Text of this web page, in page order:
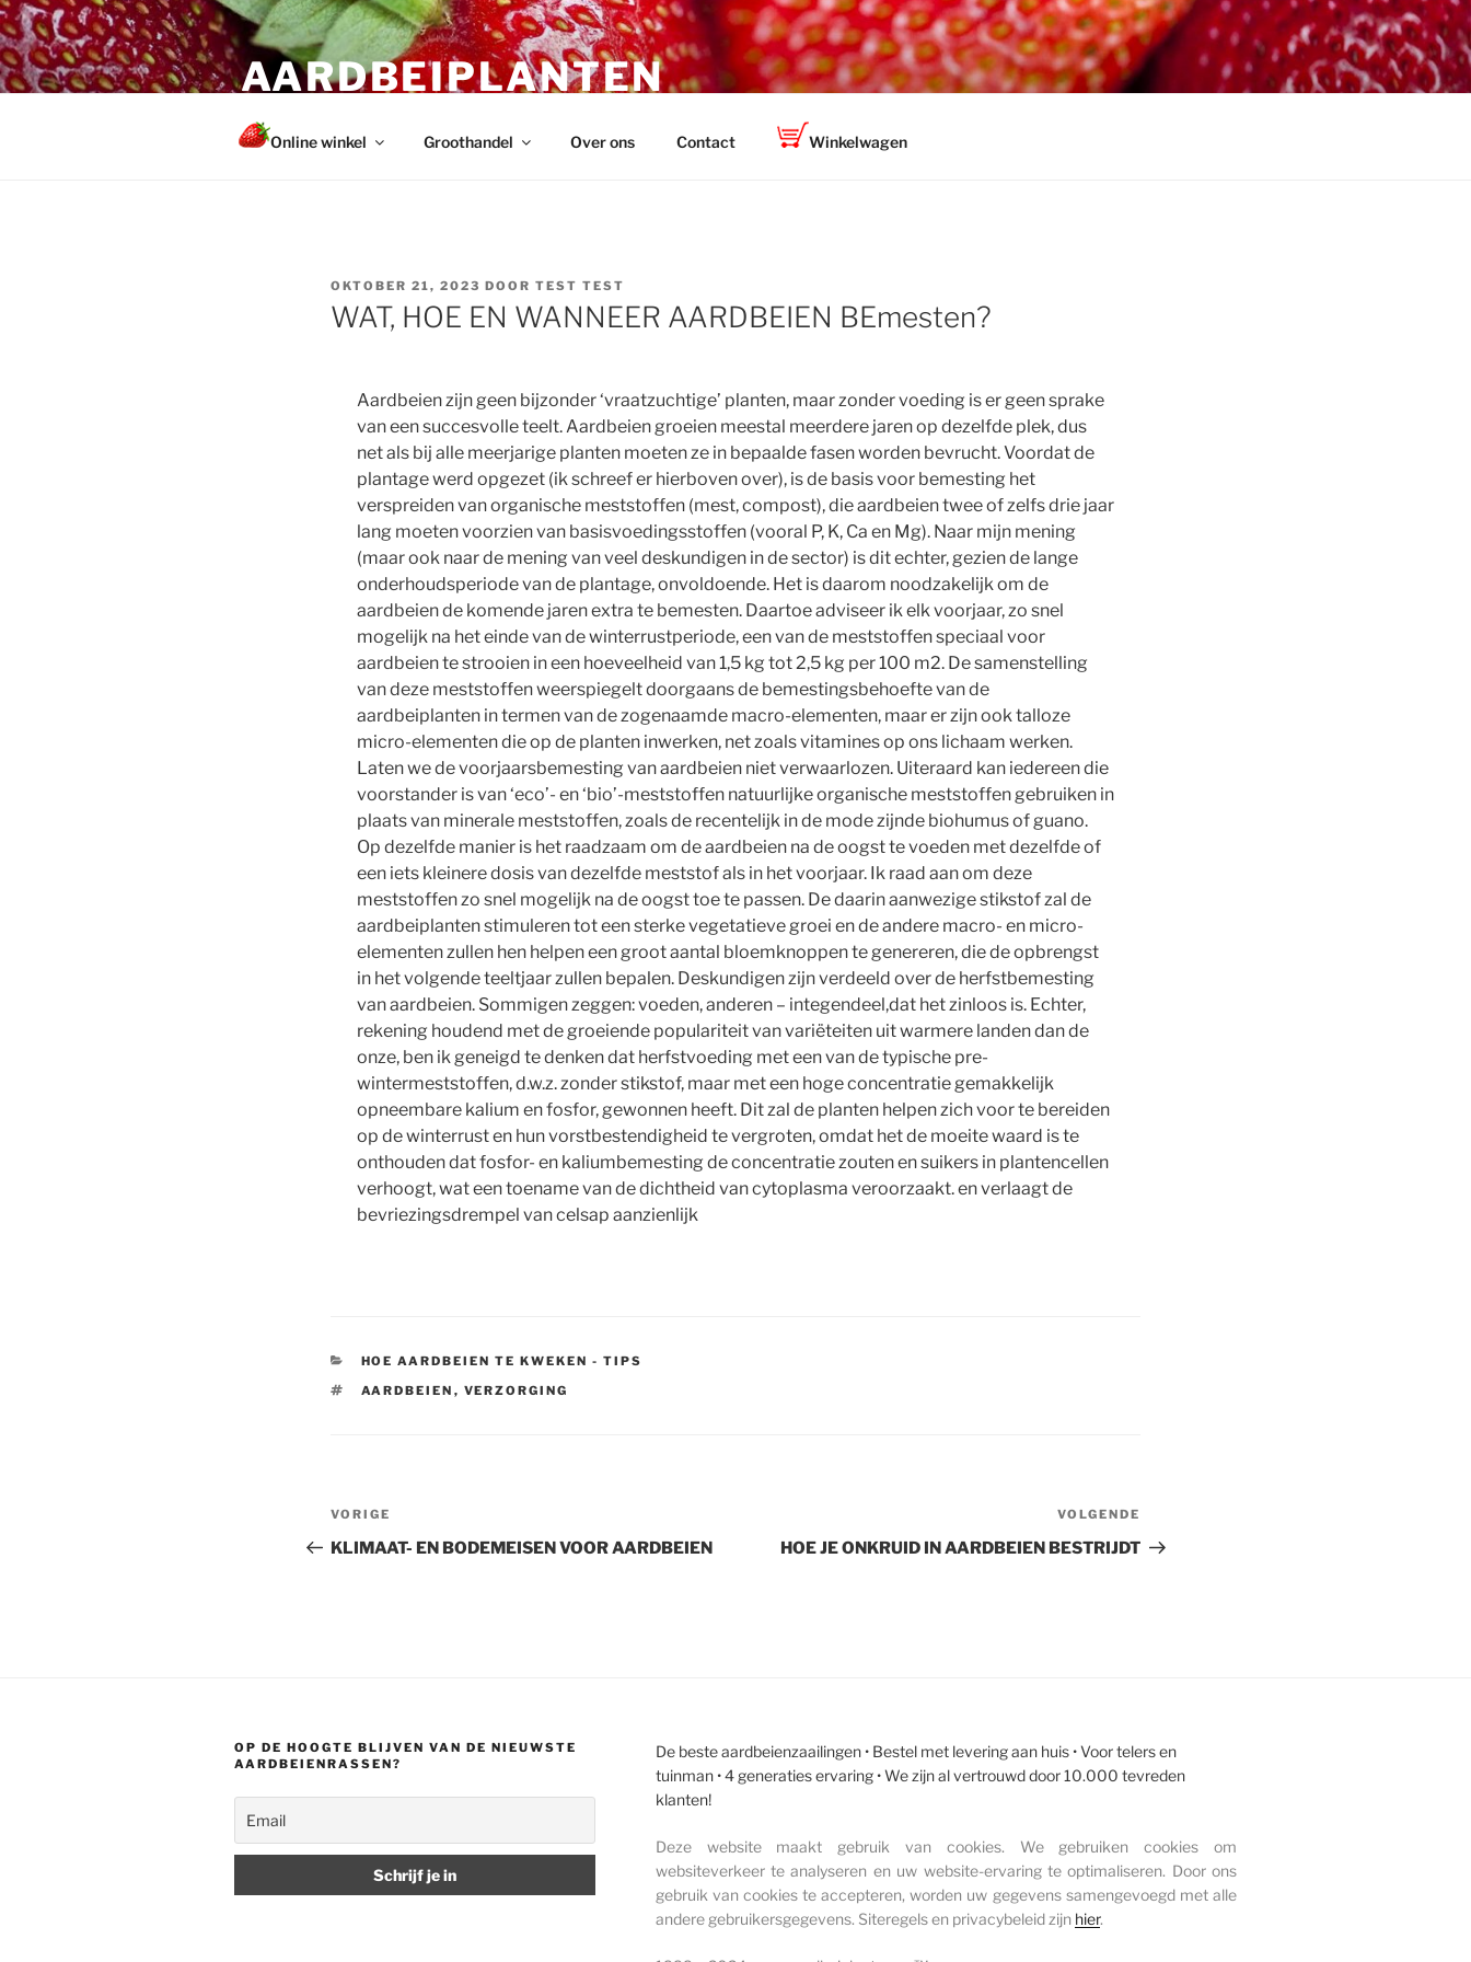
Ga
naar
de
inhoud
AARDBEIPLANTEN
Online winkel Groothandel Over ons Contact Winkelwagen
GEPLAATST
OP
OKTOBER 21, 2023 DOOR TEST TEST
WAT, HOE EN WANNEER AARDBEIEN BEmesten?
Aardbeien zijn geen bijzonder ‘vraatzuchtige’ planten, maar zonder voeding is er geen sprake
van een succesvolle teelt. Aardbeien groeien meestal meerdere jaren op dezelfde plek, dus
net als bij alle meerjarige planten moeten ze in bepaalde fasen worden bevrucht. Voordat de
plantage werd opgezet (ik schreef er hierboven over), is de basis voor bemesting het
verspreiden van organische meststoffen (mest, compost), die aardbeien twee of zelfs drie jaar
lang moeten voorzien van basisvoedingsstoffen (vooral P, K, Ca en Mg). Naar mijn mening
(maar ook naar de mening van veel deskundigen in de sector) is dit echter, gezien de lange
onderhoudsperiode van de plantage, onvoldoende. Het is daarom noodzakelijk om de
aardbeien de komende jaren extra te bemesten. Daartoe adviseer ik elk voorjaar, zo snel
mogelijk na het einde van de winterrustperiode, een van de meststoffen speciaal voor
aardbeien te strooien in een hoeveelheid van 1,5 kg tot 2,5 kg per 100 m2. De samenstelling
van deze meststoffen weerspiegelt doorgaans de bemestingsbehoefte van de
aardbeiplanten in termen van de zogenaamde macro-elementen, maar er zijn ook talloze
micro-elementen die op de planten inwerken, net zoals vitamines op ons lichaam werken.
Laten we de voorjaarsbemesting van aardbeien niet verwaarlozen. Uiteraard kan iedereen die
voorstander is van ‘eco’- en ‘bio’-meststoffen natuurlijke organische meststoffen gebruiken in
plaats van minerale meststoffen, zoals de recentelijk in de mode zijnde biohumus of guano.
Op dezelfde manier is het raadzaam om de aardbeien na de oogst te voeden met dezelfde of
een iets kleinere dosis van dezelfde meststof als in het voorjaar. Ik raad aan om deze
meststoffen zo snel mogelijk na de oogst toe te passen. De daarin aanwezige stikstof zal de
aardbeiplanten stimuleren tot een sterke vegetatieve groei en de andere macro- en micro-
elementen zullen hen helpen een groot aantal bloemknoppen te genereren, die de opbrengst
in het volgende teeltjaar zullen bepalen. Deskundigen zijn verdeeld over de herfstbemesting
van aardbeien. Sommigen zeggen: voeden, anderen – integendeel,dat het zinloos is. Echter,
rekening houdend met de groeiende populariteit van variëteiten uit warmere landen dan de
onze, ben ik geneigd te denken dat herfstvoeding met een van de typische pre-
wintermeststoffen, d.w.z. zonder stikstof, maar met een hoge concentratie gemakkelijk
opneembare kalium en fosfor, gewonnen heeft. Dit zal de planten helpen zich voor te bereiden
op de winterrust en hun vorstbestendigheid te vergroten, omdat het de moeite waard is te
onthouden dat fosfor- en kaliumbemesting de concentratie zouten en suikers in plantencellen
verhoogt, wat een toename van de dichtheid van cytoplasma veroorzaakt. en verlaagt de
bevriezingsdrempel van celsap aanzienlijk
CATEGORIEËN
HOE AARDBEIEN TE KWEKEN - TIPS
TAGS
AARDBEIEN , VERZORGING
Bericht
navigatie
Vorig
bericht
VORIGE
KLIMAAT- EN BODEMEISEN VOOR AARDBEIEN
bericht
VOLGENDE
HOE JE ONKRUID IN AARDBEIEN BESTRIJDT
OP DE HOOGTE BLIJVEN VAN DE NIEUWSTE
AARDBEIENRASSEN?
De beste aardbeienzaailingen • Bestel met levering aan huis • Voor telers en
tuinman • 4 generaties ervaring • We zijn al vertrouwd door 10.000 tevreden
klanten!
Deze website maakt gebruik van cookies. We gebruiken cookies om
websiteverkeer te analyseren en uw website-ervaring te optimaliseren. Door ons
gebruik van cookies te accepteren, worden uw gegevens samengevoegd met alle
andere gebruikersgegevens. Siteregels en privacybeleid zijn hier.